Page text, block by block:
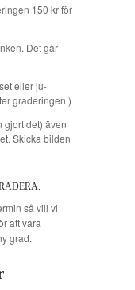
150 kr för
Det går
eller ju-
graderingen.)
gjort det) även
Skicka bilden
så vill vi
att vara
grad.